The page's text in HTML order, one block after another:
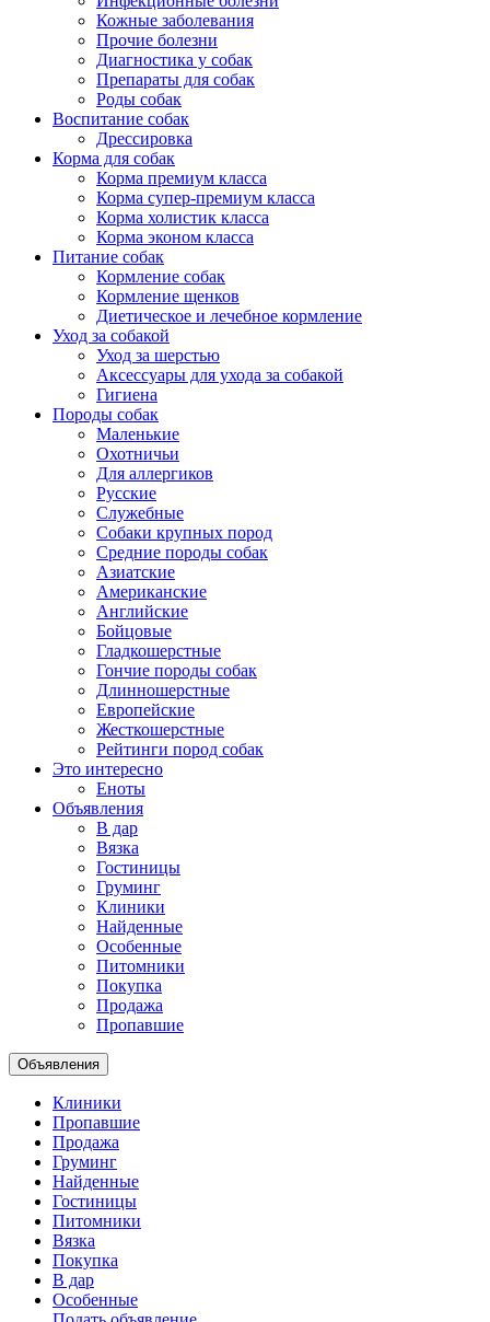
Кожные заболевания
Прочие болезни
Диагностика у собак
Препараты для собак
Роды собак
Воспитание собак
Дрессировка
Корма для собак
Корма премиум класса
Корма супер-премиум класса
Корма холистик класса
Корма эконом класса
Питание собак
Кормление собак
Кормление щенков
Диетическое и лечебное кормление
Уход за собакой
Уход за шерстью
Аксессуары для ухода за собакой
Гигиена
Породы собак
Маленькие
Охотничьи
Для аллергиков
Русские
Служебные
Собаки крупных пород
Средние породы собак
Азиатские
Американские
Английские
Бойцовые
Гладкошерстные
Гончие породы собак
Длинношерстные
Европейские
Жесткошерстные
Рейтинги пород собак
Это интересно
Еноты
Объявления
В дар
Вязка
Гостиницы
Груминг
Клиники
Найденные
Особенные
Питомники
Покупка
Продажа
Пропавшие
Объявления
Клиники
Пропавшие
Продажа
Груминг
Найденные
Гостиницы
Питомники
Вязка
Покупка
В дар
Особенные